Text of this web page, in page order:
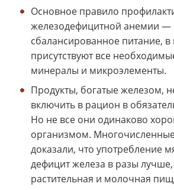
Основное правило
железодефицитной анемии —
сбалансированное питание, в
присутствуют все
минералы и микроэлементы.
Продукты, богатые железом,
включить в рацион в
Но не все они одинаково
организмом.
доказали, что употребление
дефицит железа в разы
растительная и молочная